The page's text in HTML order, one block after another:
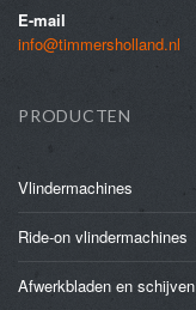
E-mail
info@timmersholland.nl
PRODUCTEN
Vlindermachines
Ride-on vlindermachines
Afwerkbladen en schijven